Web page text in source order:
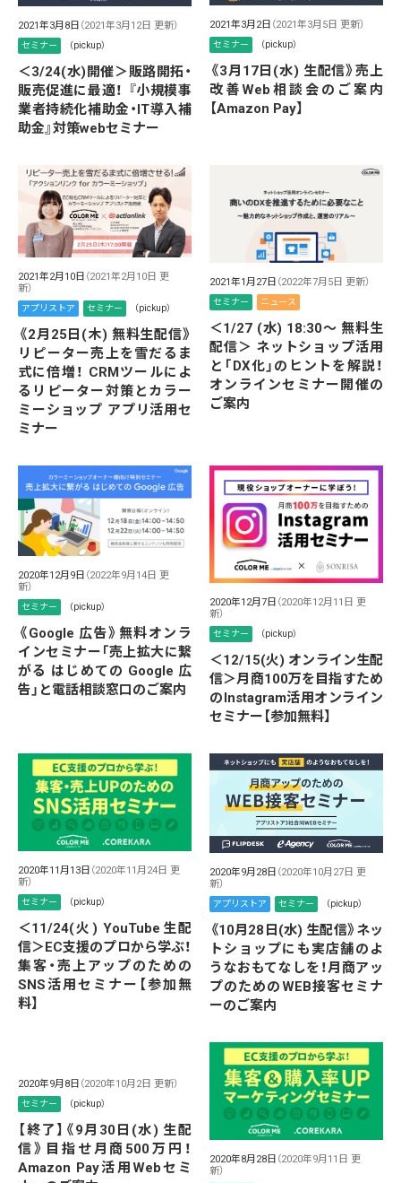
2021年3月8日 （2021年3月12日 更新）
セミナー （pickup）
＜3/24(水)開催＞販路開拓・
販売促進に最適！ 『小規模事
業者持続化補助金・IT導入補
助金』対策webセミナー
2021年3月2日 （2021年3月5日 更新）
セミナー （pickup）
《3月17日(水) 生配信》売上
改善Web相談会のご案内
【Amazon Pay】
2021年2月10日 （2021年2月10日 更
新）
アプリストア セミナー （pickup）
《2月25日(木) 無料生配信》
リピーター売上を雪だるま
式に倍増！ CRMツールによ
るリピーター対策とカラー
ミーショップ アプリ活用セ
ミナー
2021年1月27日 （2022年7月5日 更新）
セミナー ニュース
＜1/27 (水) 18:30～ 無料生
配信＞ ネットショップ活用
と「DX化」のヒントを解説！
オンラインセミナー開催の
ご案内
2020年12月9日 （2022年9月14日 更
新）
セミナー （pickup）
《Google 広告》無料オンラ
インセミナー「売上拡大に繋
がる はじめての Google 広
告」と電話相談窓口のご案内
2020年12月7日 （2020年12月11日 更
新）
セミナー （pickup）
＜12/15(火) オンライン生配
信＞月商100万を目指すため
のInstagram活用オンライン
セミナー【参加無料】
2020年11月13日 （2020年11月24日 更
新）
セミナー （pickup）
＜11/24(火) YouTube生配
信＞EC支援のプロから学ぶ！
集客・売上アップのための
SNS活用セミナー【参加無
料】
2020年9月28日 （2020年10月27日 更
新）
アプリストア セミナー （pickup）
《10月28日(水) 生配信》ネッ
トショップにも実店舗のよ
うなおもてなしを！月商アッ
プのためのWEB接客セミナ
ーのご案内
2020年9月8日 （2020年10月2日 更新）
セミナー （pickup）
【終了】《9月30日(水) 生配
信》目指せ月商500万円！
Amazon Pay活用Webセミ
2020年8月28日 （2020年9月11日 更
新）